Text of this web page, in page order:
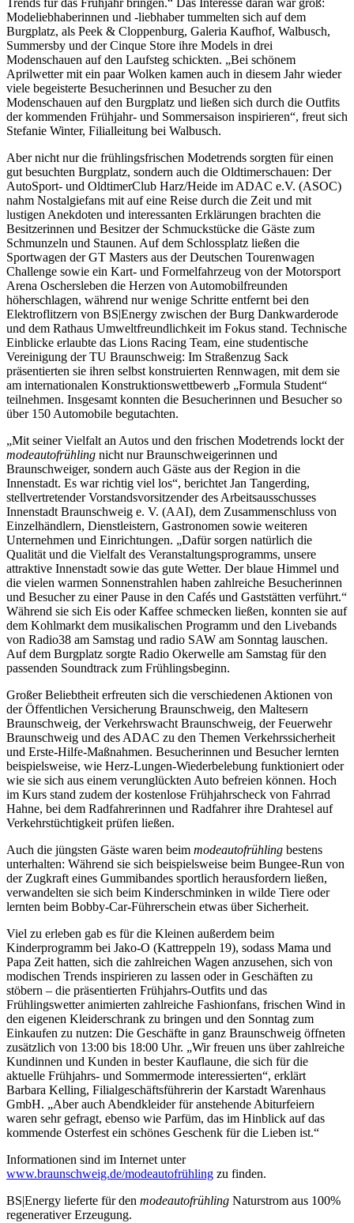
Trends für das Frühjahr bringen.“ Das Interesse daran war groß:
Modeliebhaberinnen und -liebhaber tummelten sich auf dem
Burgplatz, als Peek & Cloppenburg, Galeria Kaufhof, Walbusch,
Summersby und der Cinque Store ihre Models in drei
Modenschauen auf den Laufsteg schickten. „Bei schönem
Aprilwetter mit ein paar Wolken kamen auch in diesem Jahr wieder
viele begeisterte Besucherinnen und Besucher zu den
Modenschauen auf den Burgplatz und ließen sich durch die Outfits
der kommenden Frühjahr- und Sommersaison inspirieren“, freut sich
Stefanie Winter, Filialleitung bei Walbusch.
Aber nicht nur die frühlingsfrischen Modetrends sorgten für einen
gut besuchten Burgplatz, sondern auch die Oldtimerschauen: Der
AutoSport- und OldtimerClub Harz/Heide im ADAC e.V. (ASOC)
nahm Nostalgiefans mit auf eine Reise durch die Zeit und mit
lustigen Anekdoten und interessanten Erklärungen brachten die
Besitzerinnen und Besitzer der Schmuckstücke die Gäste zum
Schmunzeln und Staunen. Auf dem Schlossplatz ließen die
Sportwagen der GT Masters aus der Deutschen Tourenwagen
Challenge sowie ein Kart- und Formelfahrzeug von der Motorsport
Arena Oschersleben die Herzen von Automobilfreunden
höherschlagen, während nur wenige Schritte entfernt bei den
Elektroflitzern von BS|Energy zwischen der Burg Dankwarderode
und dem Rathaus Umweltfreundlichkeit im Fokus stand. Technische
Einblicke erlaubte das Lions Racing Team, eine studentische
Vereinigung der TU Braunschweig: Im Straßenzug Sack
präsentierten sie ihren selbst konstruierten Rennwagen, mit dem sie
am internationalen Konstruktionswettbewerb „Formula Student“
teilnehmen. Insgesamt konnten die Besucherinnen und Besucher so
über 150 Automobile begutachten.
„Mit seiner Vielfalt an Autos und den frischen Modetrends lockt der
modeautofrühling nicht nur Braunschweigerinnen und
Braunschweiger, sondern auch Gäste aus der Region in die
Innenstadt. Es war richtig viel los“, berichtet Jan Tangerding,
stellvertretender Vorstandsvorsitzender des Arbeitsausschusses
Innenstadt Braunschweig e. V. (AAI), dem Zusammenschluss von
Einzelhändlern, Dienstleistern, Gastronomen sowie weiteren
Unternehmen und Einrichtungen. „Dafür sorgen natürlich die
Qualität und die Vielfalt des Veranstaltungsprogramms, unsere
attraktive Innenstadt sowie das gute Wetter. Der blaue Himmel und
die vielen warmen Sonnenstrahlen haben zahlreiche Besucherinnen
und Besucher zu einer Pause in den Cafés und Gaststätten verführt.“
Während sie sich Eis oder Kaffee schmecken ließen, konnten sie auf
dem Kohlmarkt dem musikalischen Programm und den Livebands
von Radio38 am Samstag und radio SAW am Sonntag lauschen.
Auf dem Burgplatz sorgte Radio Okerwelle am Samstag für den
passenden Soundtrack zum Frühlingsbeginn.
Großer Beliebtheit erfreuten sich die verschiedenen Aktionen von
der Öffentlichen Versicherung Braunschweig, den Maltesern
Braunschweig, der Verkehrswacht Braunschweig, der Feuerwehr
Braunschweig und des ADAC zu den Themen Verkehrssicherheit
und Erste-Hilfe-Maßnahmen. Besucherinnen und Besucher lernten
beispielsweise, wie Herz-Lungen-Wiederbelebung funktioniert oder
wie sie sich aus einem verunglückten Auto befreien können. Hoch
im Kurs stand zudem der kostenlose Frühjahrscheck von Fahrrad
Hahne, bei dem Radfahrerinnen und Radfahrer ihre Drahtesel auf
Verkehrstüchtigkeit prüfen ließen.
Auch die jüngsten Gäste waren beim modeautofrühling bestens
unterhalten: Während sie sich beispielsweise beim Bungee-Run von
der Zugkraft eines Gummibandes sportlich herausfordern ließen,
verwandelten sie sich beim Kinderschminken in wilde Tiere oder
lernten beim Bobby-Car-Führerschein etwas über Sicherheit.
Viel zu erleben gab es für die Kleinen außerdem beim
Kinderprogramm bei Jako-O (Kattreppeln 19), sodass Mama und
Papa Zeit hatten, sich die zahlreichen Wagen anzusehen, sich von
modischen Trends inspirieren zu lassen oder in Geschäften zu
stöbern – die präsentierten Frühjahrs-Outfits und das
Frühlingswetter animierten zahlreiche Fashionfans, frischen Wind in
den eigenen Kleiderschrank zu bringen und den Sonntag zum
Einkaufen zu nutzen: Die Geschäfte in ganz Braunschweig öffneten
zusätzlich von 13:00 bis 18:00 Uhr. „Wir freuen uns über zahlreiche
Kundinnen und Kunden in bester Kauflaune, die sich für die
aktuelle Frühjahrs- und Sommermode interessierten“, erklärt
Barbara Kelling, Filialgeschäftsführerin der Karstadt Warenhaus
GmbH. „Aber auch Abendkleider für anstehende Abiturfeiern
waren sehr gefragt, ebenso wie Parfüm, das im Hinblick auf das
kommende Osterfest ein schönes Geschenk für die Lieben ist.“
Informationen sind im Internet unter
www.braunschweig.de/modeautofrühling zu finden.
BS|Energy lieferte für den modeautofrühling Naturstrom aus 100%
regenerativer Erzeugung.